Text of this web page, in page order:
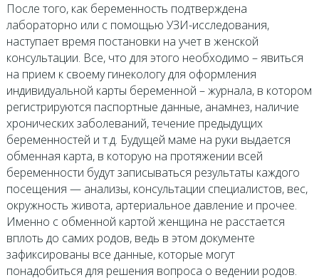
После того, как беременность подтверждена
лабораторно или с помощью УЗИ-исследования,
наступает время постановки на учет в женской
консультации. Все, что для этого необходимо – явиться
на прием к своему гинекологу для оформления
индивидуальной карты беременной – журнала, в котором
регистрируются паспортные данные, анамнез, наличие
хронических заболеваний, течение предыдущих
беременностей и т.д. Будущей маме на руки выдается
обменная карта, в которую на протяжении всей
беременности будут записываться результаты каждого
посещения — анализы, консультации специалистов, вес,
окружность живота, артериальное давление и прочее.
Именно с обменной картой женщина не расстается
вплоть до самих родов, ведь в этом документе
зафиксированы все данные, которые могут
понадобиться для решения вопроса о ведении родов.